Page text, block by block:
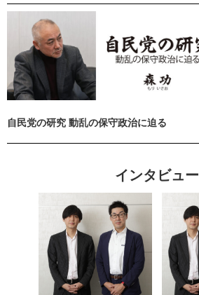
自民党の研究 動乱の保守政治に迫る
インタビュー